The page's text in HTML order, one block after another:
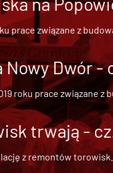
prace związane z
Nowy Dwór -
roku prace związane z
trwają -
z remontów